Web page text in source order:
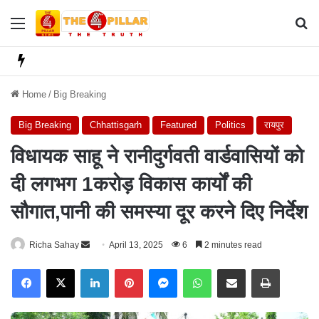
Menu
Home / Big Breaking
Big Breaking Chhattisgarh Featured Politics रायपुर
विधायक साहू ने रानीदुर्गवती वार्डवासियों को
दी लगभग 1करोड़ विकास कार्यों की
सौगात,पानी की समस्या दूर करने दिए निर्देश
Richa Sahay
n
d
a
April 13, 2025 6 2 minutes read
X